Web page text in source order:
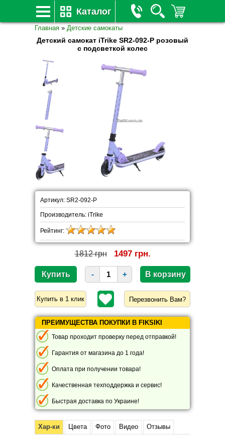
Каталог
Главная » Детские самокаты
Детский самокат iTrike SR2-092-P розовый
с подсветкой колес
Артикул: SR2-092-P
Производитель: iTrike
Рейтинг:
1812 грн 1497 грн.
- +
Перезвонить Вам?
ПРЕИМУЩЕСТВА ПОКУПКИ В FIKSIKI
Товар проходит проверку перед отправкой!
Гарантия от магазина до 1 года!
Оплата при получении товара!
Качественная техподдержка и сервис!
Быстрая доставка по Украине!
Хар-ки Цвета Фото Видео Отзывы